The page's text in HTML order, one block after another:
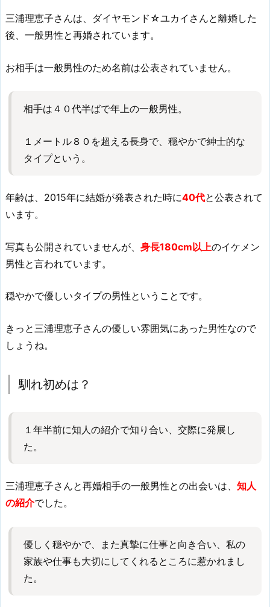
三浦理恵子さんは、ダイヤモンド☆ユカイさんと離婚した
後、一般男性と再婚されています。
お相手は一般男性のため名前は公表されていません。
相手は４０代半ばで年上の一般男性。
１メートル８０を超える長身で、穏やかで紳士的な
タイプという。
年齢は、2015年に結婚が発表された時に40代と公表されて
います。
写真も公開されていませんが、 身長180cm以上のイケメン
男性と言われています。
穏やかで優しいタイプの男性ということです。
きっと三浦理恵子さんの優しい雰囲気にあった男性なので
しょうね。
馴れ初めは？
１年半前に知人の紹介で知り合い、交際に発展し
た。
三浦理恵子さんと再婚相手の一般男性との出会いは、 知人
の紹介でした。
優しく穏やかで、また真摯に仕事と向き合い、私の
家族や仕事も大切にしてくれるところに惹かれまし
た。